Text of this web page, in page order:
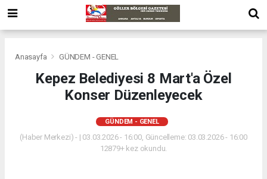
Anasayfa GÜNDEM - GENEL
Kepez Belediyesi 8 Mart'a Özel
Konser Düzenleyecek
GÜNDEM - GENEL
(Haber Merkezi) - | 03.03.2026 - 16:00, Güncelleme: 03.03.2026 - 16:00
12879+ kez okundu.